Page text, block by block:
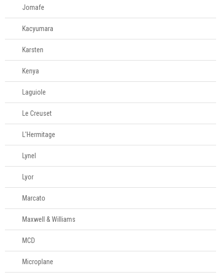
Jomafe
Kacyumara
Karsten
Kenya
Laguiole
Le Creuset
L'Hermitage
Lynel
Lyor
Marcato
Maxwell & Williams
MCD
Microplane